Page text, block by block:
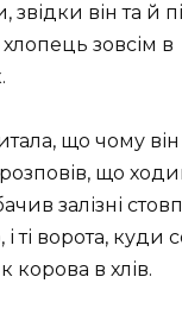
звідки він та й
зовсім в
що чому
що
залізні
ті ворота, куди
корова в хлів.